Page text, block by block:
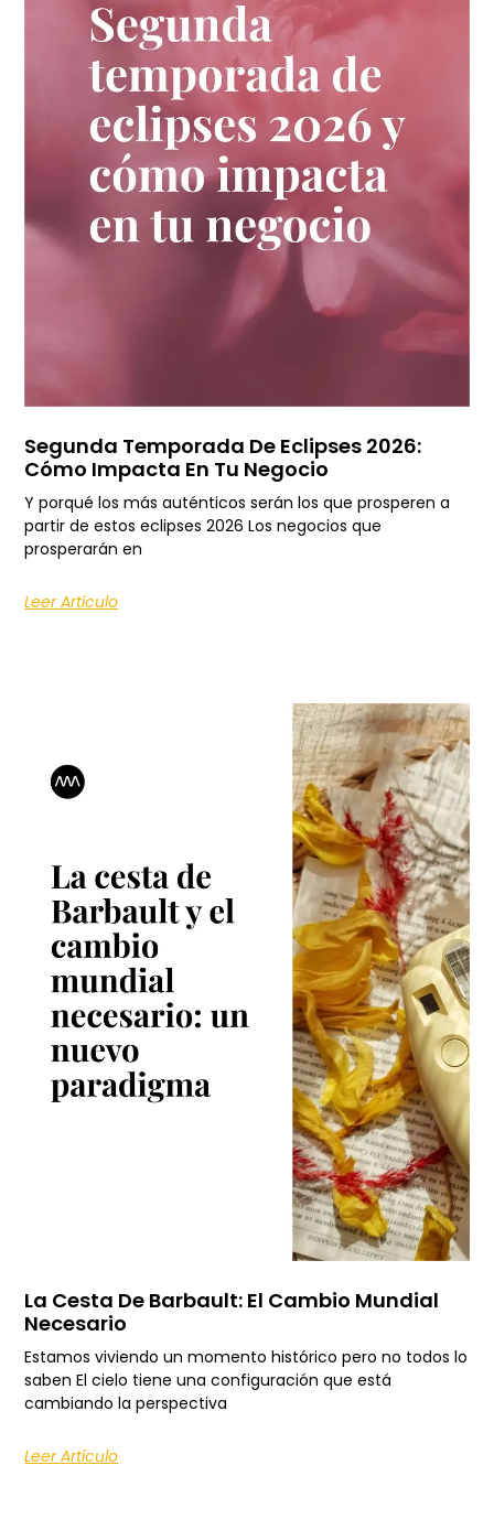
Segunda Temporada De Eclipses 2026:
Cómo Impacta En Tu Negocio
Y porqué los más auténticos serán los que prosperen a
partir de estos eclipses 2026 Los negocios que
prosperarán en
Leer Artículo
La Cesta De Barbault: El Cambio Mundial
Necesario
Estamos viviendo un momento histórico pero no todos lo
saben El cielo tiene una configuración que está
cambiando la perspectiva
Leer Artículo